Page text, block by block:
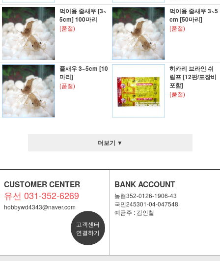
먹이용 줄새우 [3~
5cm] 100마리
(품절)
먹이용 줄새우 3~5
cm [50마리]
(품절)
줄새우 3~5cm [10
마리]
(품절)
히카리 브라인 쉬
림프 [12판/포장비
포함]
(품절)
더보기 ▼
CUSTOMER CENTER
유선 031-352-6269
hobbywd4343@naver.com
고객센터
연결하기
BANK ACCOUNT
농협352-0126-1906-43
국민245301-04-047548
예금주 : 김인철